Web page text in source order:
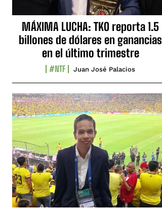
MÁXIMA LUCHA: TKO reporta 1.5
billones de dólares en ganancias
en el último trimestre
#NTF Juan José Palacios